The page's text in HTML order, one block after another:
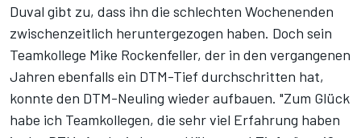
Duval gibt zu, dass ihn die schlechten Wochenenden
zwischenzeitlich ​heruntergezogen haben. Doch sein
Teamkollege Mike Rockenfeller, der in den vergangenen
Jahren ebenfalls ein DTM-Tief durchschritten hat,
konnte den DTM-Neuling wieder aufbauen. ​"Zum Glück
habe ich Teamkollegen, die sehr viel Erfahrung haben